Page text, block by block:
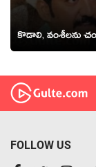
కొడాలి, వంశీలను
FOLLOW US